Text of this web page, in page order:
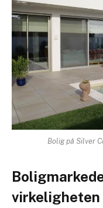
Bolig på Silver
virkeligheten